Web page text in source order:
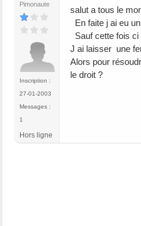
Pimonaute
Inscription :
27-01-2003
Messages :
1
salut a tous le
En faite j ai eu
Sauf cette fois
J ai laisser une
Alors pour
le droit ?
Hors ligne